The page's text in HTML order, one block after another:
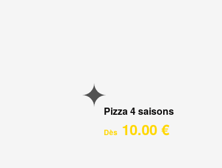
Pizza 4 saisons
Dès 10.00 €